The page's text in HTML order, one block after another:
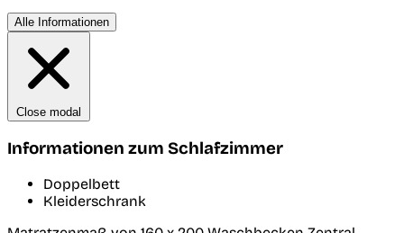
Alle Informationen
Close modal
Informationen zum Schlafzimmer
Doppelbett
Kleiderschrank